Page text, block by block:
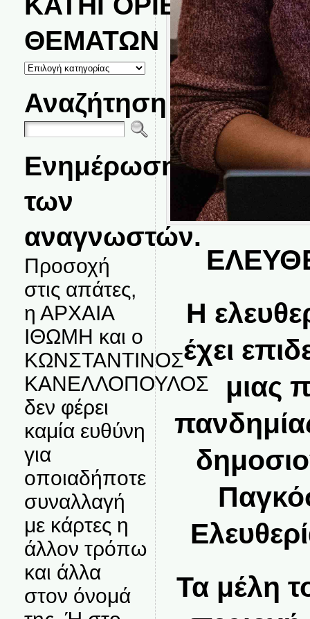
ΘΕΜΑΤΩΝ
ΚΑΤΗΓΟΡΙΕΣ
ΘΕΜΑΤΩΝ
Αναζήτηση
Ενημέρωση
των
αναγνωστών.
Προσοχή
στις απάτες,
η ΑΡΧΑΙΑ
ΙΘΩΜΗ και ο
ΚΩΝΣΤΑΝΤΙΝΟΣ
ΚΑΝΕΛΛΟΠΟΥΛΟΣ
δεν φέρει
καμία ευθύνη
για
οποιαδήποτε
συναλλαγή
με κάρτες η
άλλον τρόπω
και άλλα
στον όνομά
Η
έχει
μιας
Τα μέλη